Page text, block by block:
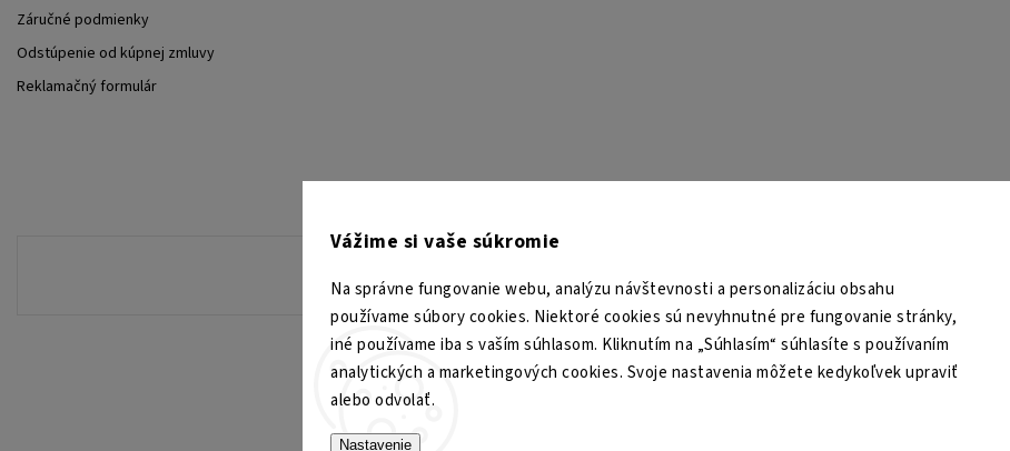
Vážime si vaše súkromie
Na správne fungovanie webu, analýzu návštevnosti a personalizáciu obsahu
používame súbory cookies. Niektoré cookies sú nevyhnutné pre fungovanie stránky,
iné používame iba s vaším súhlasom. Kliknutím na „Súhlasím“ súhlasíte s používaním
analytických a marketingových cookies. Svoje nastavenia môžete kedykoľvek upraviť
alebo odvolať.
Nastavenie
Záručné podmienky
Odstúpenie od kúpnej zmluvy
Reklamačný formulár